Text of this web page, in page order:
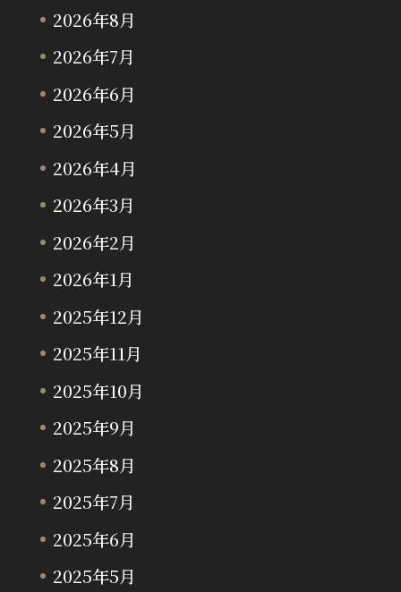
2026年8月
2026年7月
2026年6月
2026年5月
2026年4月
2026年3月
2026年2月
2026年1月
2025年12月
2025年11月
2025年10月
2025年9月
2025年8月
2025年7月
2025年6月
2025年5月